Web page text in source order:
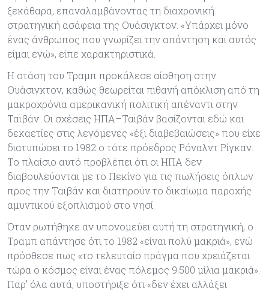
ξεκάθαρα, επαναλαμβάνοντας τη διαχρονική
στρατηγική ασάφεια της Ουάσιγκτον. «Υπάρχει μόνο
ένας άνθρωπος που γνωρίζει την απάντηση και αυτός
είμαι εγώ», είπε χαρακτηριστικά.
Η στάση του Τραμπ προκάλεσε αίσθηση στην
Ουάσιγκτον, καθώς θεωρείται πιθανή απόκλιση από τη
μακροχρόνια αμερικανική πολιτική απέναντι στην
Ταϊβάν. Οι σχέσεις ΗΠΑ–Ταϊβάν βασίζονται εδώ και
δεκαετίες στις λεγόμενες «έξι διαβεβαιώσεις» που είχε
διατυπώσει το 1982 ο τότε πρόεδρος Ρόναλντ Ρίγκαν.
Το πλαίσιο αυτό προβλέπει ότι οι ΗΠΑ δεν
διαβουλεύονται με το Πεκίνο για τις πωλήσεις όπλων
προς την Ταϊβάν και διατηρούν το δικαίωμα παροχής
αμυντικού εξοπλισμού στο νησί.
Όταν ρωτήθηκε αν υπονομεύει αυτή τη στρατηγική, ο
Τραμπ απάντησε ότι το 1982 «είναι πολύ μακριά», ενώ
πρόσθεσε πως «το τελευταίο πράγμα που χρειάζεται
τώρα ο κόσμος είναι ένας πόλεμος 9.500 μίλια μακριά».
Παρ’ όλα αυτά, υποστήριξε ότι «δεν έχει αλλάξει